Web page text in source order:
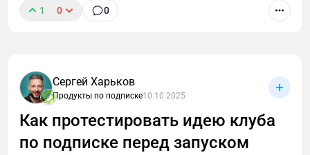
ожидалось. Почему так происходит?
1 0 0
Сергей Харьков
Продукты по подписке10.10.2025
Как протестировать идею клуба
по подписке перед запуском